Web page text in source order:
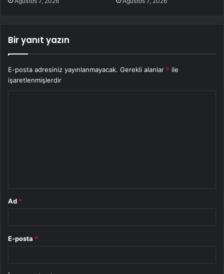
Bir yanıt yazın
E-posta adresiniz yayınlanmayacak. Gerekli alanlar * ile
işaretlenmişlerdir
Ad *
E-posta *